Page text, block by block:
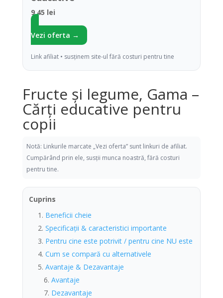
9.45 lei
Vezi oferta →
Link afiliat • susținem site-ul fără costuri pentru tine
Fructe şi legume, Gama –
Cărți educative pentru
copii
Notă: Linkurile marcate „Vezi oferta” sunt linkuri de afiliat.
Cumpărând prin ele, susții munca noastră, fără costuri
pentru tine.
Cuprins
Beneficii cheie
Specificații & caracteristici importante
Pentru cine este potrivit / pentru cine NU este
Cum se compară cu alternativele
Avantaje & Dezavantaje
Avantaje
Dezavantaje